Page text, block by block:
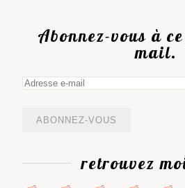
Abonnez-vous à
mail.
Adresse
mail
retrouvez